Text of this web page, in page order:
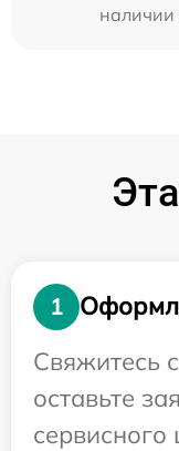
наличии
1
Свяжитесь
оставьте